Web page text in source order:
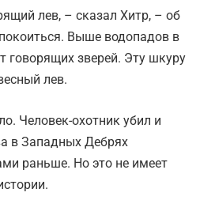
лев, – сказал Хитр, – об
Выше водопадов в
говорящих зверей. Эту шкуру
лев.
Человек-охотник убил и
в Западных Дебрях
раньше. Но это не имеет